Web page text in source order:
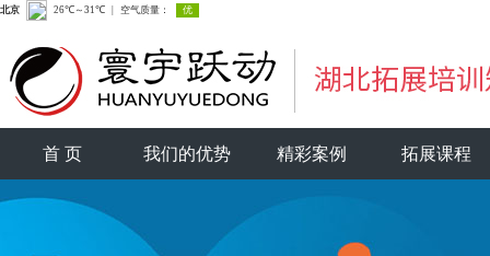
首 页 我们的优势 精彩案例 拓展课程